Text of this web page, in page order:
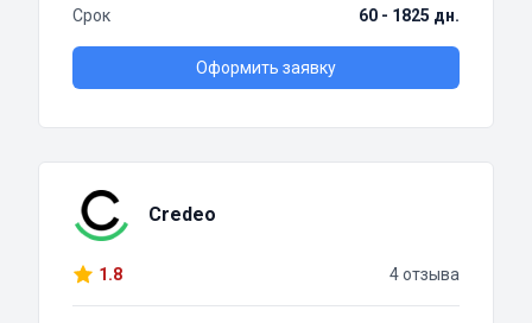
Срок 60 - 1825 дн.
Оформить заявку
Credeo
1.8 4 отзыва